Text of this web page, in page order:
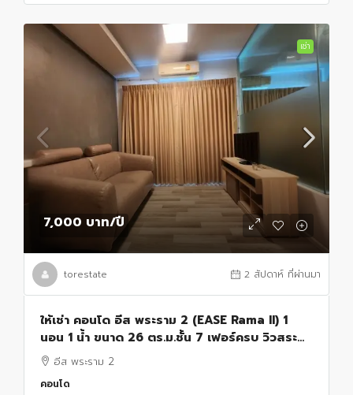
เช่า
7,000 บาท/ปี
torestate 2 สัปดาห์ ที่ผ่านมา
ให้เช่า คอนโด อีส พระราม 2 (EASE Rama II) 1
นอน 1 น้ำ ขนาด 26 ตร.ม.ชั้น 7 เฟอร์ครบ วิวสระ
และวิวสวน
อีส พระราม 2
คอนโด